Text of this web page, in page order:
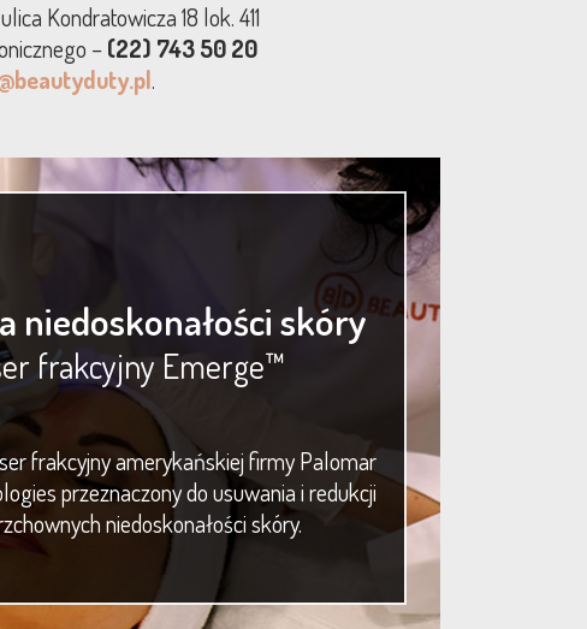
Kondratowicza 18 lok. 411
–(22) 743 50 20
.
niedoskonałości skóry
frakcyjny Emerge™
frakcyjny amerykańskiej firmy Palomar
przeznaczony do usuwania i redukcji
niedoskonałości skóry.